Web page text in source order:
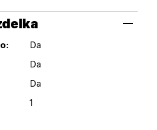
Da
Da
Da
1